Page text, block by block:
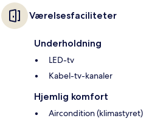
Værelsesfaciliteter
Underholdning
LED-tv
Kabel-tv-kanaler
Hjemlig komfort
Aircondition (klimastyret)